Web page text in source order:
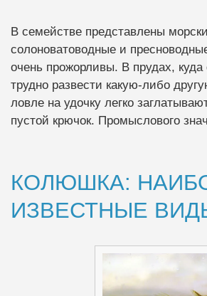
В семействе представлены
солоноватоводные и
очень прожорливы. В прудах, куда
трудно развести какую-либо
ловле на удочку легко
пустой крючок. Промыслового
КОЛЮШКА:
ИЗВЕСТНЫЕ